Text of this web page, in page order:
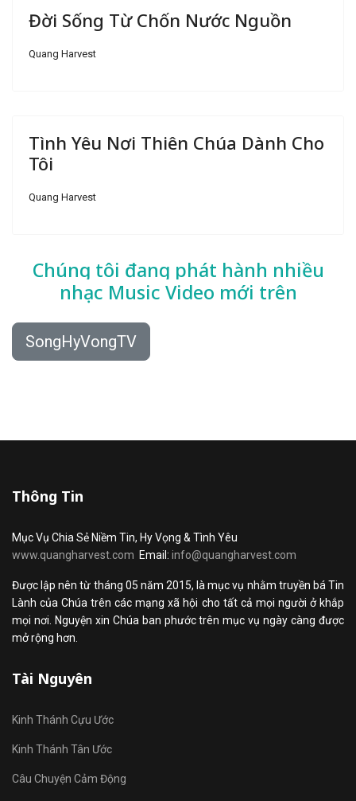
Đời Sống Từ Chốn Nước Nguồn
Quang Harvest
Tình Yêu Nơi Thiên Chúa Dành Cho
Tôi
Quang Harvest
Chúng tôi đang phát hành nhiều
nhạc Music Video mới trên
SongHyVongTV
Thông Tin
Mục Vụ Chia Sẻ Niềm Tin, Hy Vọng & Tình Yêu
www.quangharvest.com Email: info@quangharvest.com
Được lập nên từ tháng 05 năm 2015, là mục vụ nhằm truyền bá Tin
Lành của Chúa trên các mạng xã hội cho tất cả mọi người ở khắp
mọi nơi. Nguyện xin Chúa ban phước trên mục vụ ngày càng được
mở rộng hơn.
Tài Nguyên
Kinh Thánh Cựu Ước
Kinh Thánh Tân Ước
Câu Chuyện Cảm Động